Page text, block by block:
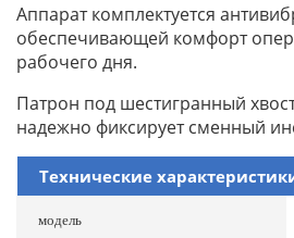
Аппарат комплектуется
обеспечивающей комфорт
рабочего дня.
Патрон под шестигранный
надежно фиксирует сменный
Технические
модель